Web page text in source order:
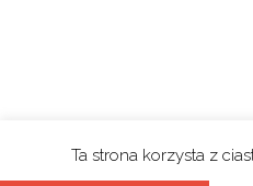
Ta strona korzysta z